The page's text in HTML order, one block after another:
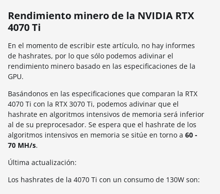
Rendimiento minero de la NVIDIA RTX
4070 Ti
En el momento de escribir este artículo, no hay informes
de hashrates, por lo que sólo podemos adivinar el
rendimiento minero basado en las especificaciones de la
GPU.
Basándonos en las especificaciones que comparan la RTX
4070 Ti con la RTX 3070 Ti, podemos adivinar que el
hashrate en algoritmos intensivos de memoria será inferior
al de su preprocesador. Se espera que el hashrate de los
algoritmos intensivos en memoria se sitúe en torno a 60 -
70 MH/s.
Última actualización:
Los hashrates de la 4070 Ti con un consumo de 130W son: